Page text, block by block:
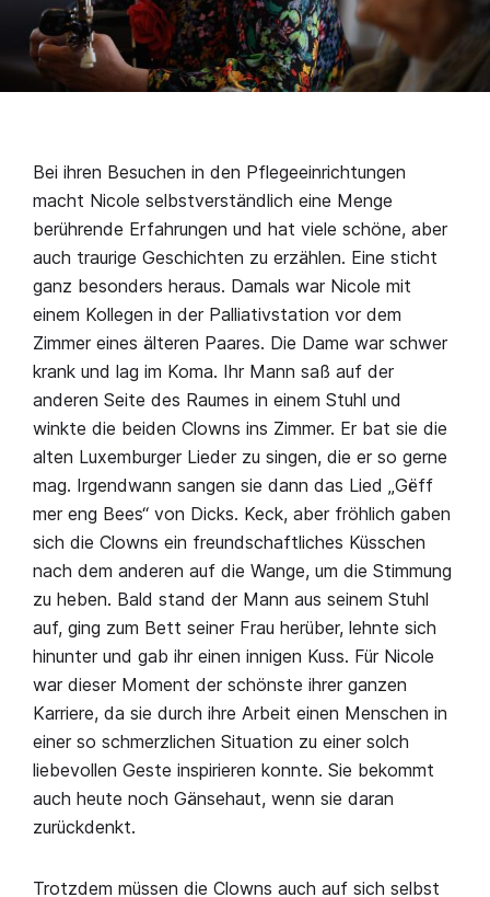
Bei ihren Besuchen in den Pflegeeinrichtungen
macht Nicole selbstverständlich eine Menge
berührende Erfahrungen und hat viele schöne, aber
auch traurige Geschichten zu erzählen. Eine sticht
ganz besonders heraus. Damals war Nicole mit
einem Kollegen in der Palliativstation vor dem
Zimmer eines älteren Paares. Die Dame war schwer
krank und lag im Koma. Ihr Mann saß auf der
anderen Seite des Raumes in einem Stuhl und
winkte die beiden Clowns ins Zimmer. Er bat sie die
alten Luxemburger Lieder zu singen, die er so gerne
mag. Irgendwann sangen sie dann das Lied „Gëff
mer eng Bees“ von Dicks. Keck, aber fröhlich gaben
sich die Clowns ein freundschaftliches Küsschen
nach dem anderen auf die Wange, um die Stimmung
zu heben. Bald stand der Mann aus seinem Stuhl
auf, ging zum Bett seiner Frau herüber, lehnte sich
hinunter und gab ihr einen innigen Kuss. Für Nicole
war dieser Moment der schönste ihrer ganzen
Karriere, da sie durch ihre Arbeit einen Menschen in
einer so schmerzlichen Situation zu einer solch
liebevollen Geste inspirieren konnte. Sie bekommt
auch heute noch Gänsehaut, wenn sie daran
zurückdenkt.
Trotzdem müssen die Clowns auch auf sich selbst